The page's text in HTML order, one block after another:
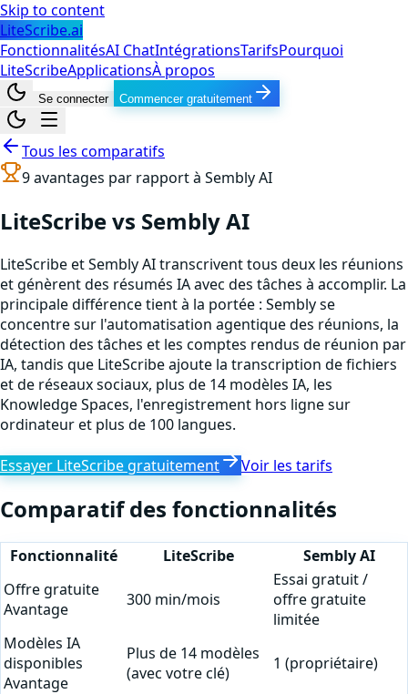
Skip to content
LiteScribe.ai
FonctionnalitésAI ChatIntégrationsTarifsPourquoi
LiteScribeApplicationsÀ propos
Se connecter Commencer gratuitement
Tous les comparatifs
9avantages par rapport à Sembly AI
LiteScribe vs Sembly AI
LiteScribe et Sembly AI transcrivent tous deux les réunions
et génèrent des résumés IA avec des tâches à accomplir. La
principale différence tient à la portée : Sembly se
concentre sur l'automatisation agentique des réunions, la
détection des tâches et les comptes rendus de réunion par
IA, tandis que LiteScribe ajoute la transcription de fichiers
et de réseaux sociaux, plus de 14 modèles IA, les
Knowledge Spaces, l'enregistrement hors ligne sur
ordinateur et plus de 100 langues.
Essayer LiteScribe gratuitement Voir les tarifs
Comparatif des fonctionnalités
Fonctionnalité LiteScribe
Sembly AI
Offre gratuite
Avantage
300 min/mois
Essai gratuit /
offre gratuite
limitée
Modèles IA
disponibles
Avantage
Plus de 14 modèles
(avec votre clé)
1 (propriétaire)